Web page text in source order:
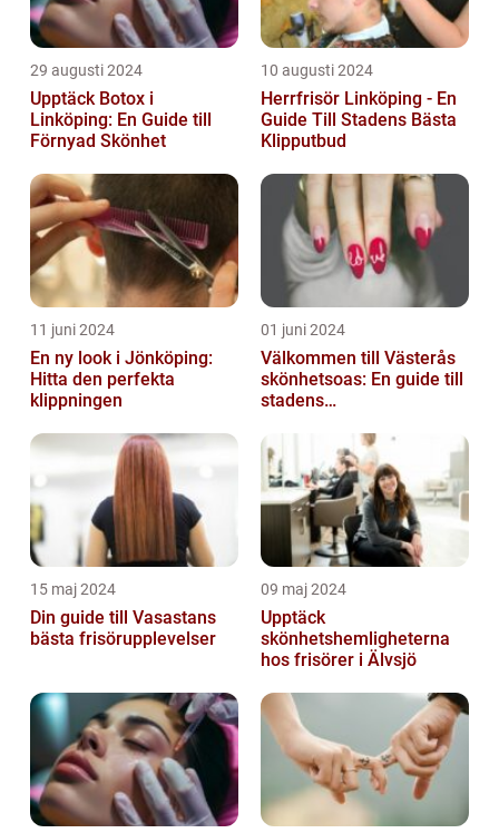
29 augusti 2024
Upptäck Botox i
Linköping: En Guide till
Förnyad Skönhet
10 augusti 2024
Herrfrisör Linköping - En
Guide Till Stadens Bästa
Klipputbud
11 juni 2024
En ny look i Jönköping:
Hitta den perfekta
klippningen
01 juni 2024
Välkommen till Västerås
skönhetsoas: En guide till
stadens
15 maj 2024
Din guide till Vasastans
bästa frisörupplevelser
09 maj 2024
Upptäck
skönhetshemligheterna
hos frisörer i Älvsjö